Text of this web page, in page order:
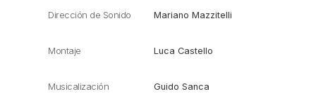
Dirección de Sonido Mariano Mazzitelli
Montaje Luca Castello
Musicalización Guido Sanca